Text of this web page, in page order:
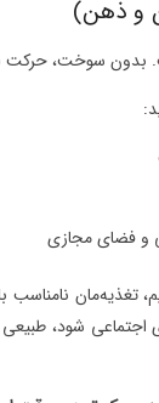
بدون سوخت، حرکت
فضای مجازی
تغذیه‌مان
اجتماعی شود،